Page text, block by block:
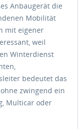
Anbaugerät die
Mobilität
mit eigener
weil
Winterdienst
bedeutet das
zwingend ein
Multicar oder